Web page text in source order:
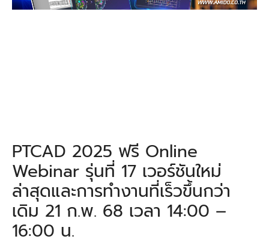
PTCAD 2025 ฟรี Online
Webinar รุ่นที่ 17 เวอร์ชันใหม่
ล่าสุดและการทำงานที่เร็วขึ้นกว่า
เดิม 21 ก.พ. 68 เวลา 14:00 –
16:00 น.